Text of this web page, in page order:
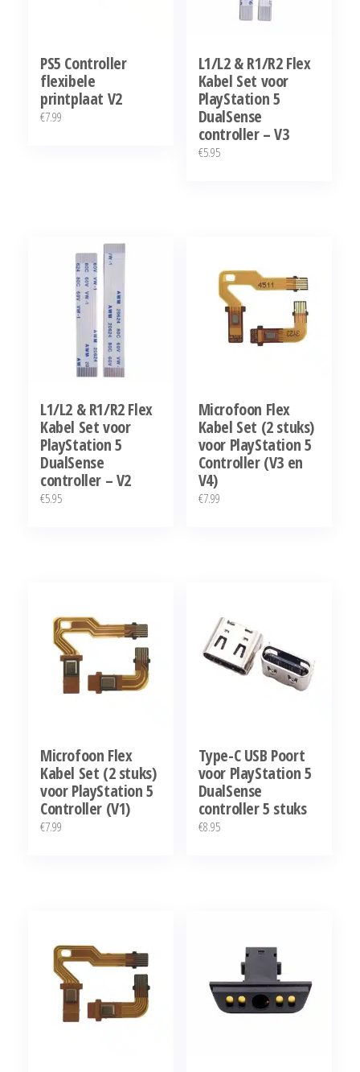
PS5 Controller
flexibele
printplaat V2
€7.99
L1/L2 & R1/R2 Flex
Kabel Set voor
PlayStation 5
DualSense
controller – V3
€5.95
L1/L2 & R1/R2 Flex
Kabel Set voor
PlayStation 5
DualSense
controller – V2
€5.95
Microfoon Flex
Kabel Set (2 stuks)
voor PlayStation 5
Controller (V3 en
V4)
€7.99
Microfoon Flex
Kabel Set (2 stuks)
voor PlayStation 5
Controller (V1)
€7.99
Type-C USB Poort
voor PlayStation 5
DualSense
controller 5 stuks
€8.95